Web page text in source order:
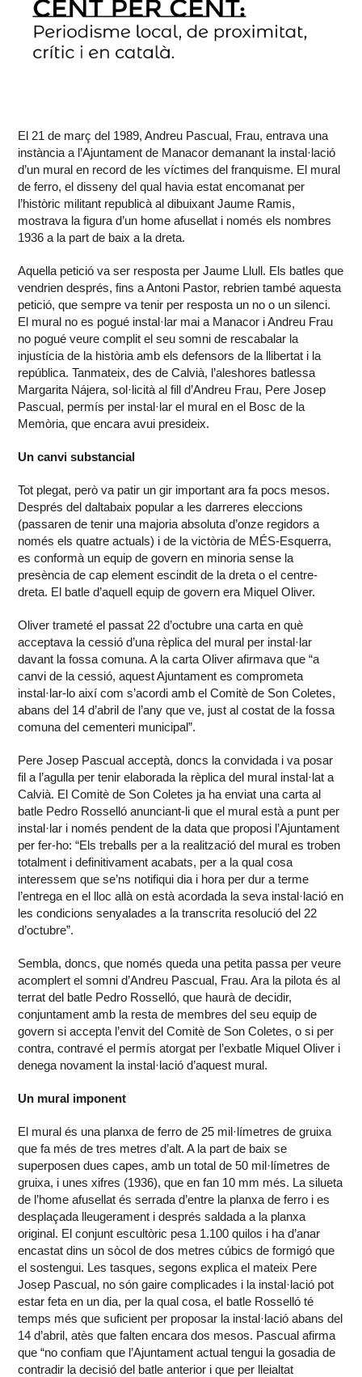
El 21 de març del 1989, Andreu Pascual, Frau, entrava una
instància a l’Ajuntament de Manacor demanant la instal·lació
d’un mural en record de les víctimes del franquisme. El mural
de ferro, el disseny del qual havia estat encomanat per
l’històric militant republicà al dibuixant Jaume Ramis,
mostrava la figura d’un home afusellat i només els nombres
1936 a la part de baix a la dreta.
Aquella petició va ser resposta per Jaume Llull. Els batles que
vendrien després, fins a Antoni Pastor, rebrien també aquesta
petició, que sempre va tenir per resposta un no o un silenci.
El mural no es pogué instal·lar mai a Manacor i Andreu Frau
no pogué veure complit el seu somni de rescabalar la
injustícia de la història amb els defensors de la llibertat i la
república. Tanmateix, des de Calvià, l’aleshores batlessa
Margarita Nájera, sol·licità al fill d’Andreu Frau, Pere Josep
Pascual, permís per instal·lar el mural en el Bosc de la
Memòria, que encara avui presideix.
Un canvi substancial
Tot plegat, però va patir un gir important ara fa pocs mesos.
Després del daltabaix popular a les darreres eleccions
(passaren de tenir una majoria absoluta d’onze regidors a
només els quatre actuals) i de la victòria de MÉS-Esquerra,
es conformà un equip de govern en minoria sense la
presència de cap element escindit de la dreta o el centre-
dreta. El batle d’aquell equip de govern era Miquel Oliver.
Oliver trameté el passat 22 d’octubre una carta en què
acceptava la cessió d’una rèplica del mural per instal·lar
davant la fossa comuna. A la carta Oliver afirmava que “a
canvi de la cessió, aquest Ajuntament es comprometa
instal·lar-lo així com s’acordi amb el Comitè de Son Coletes,
abans del 14 d’abril de l’any que ve, just al costat de la fossa
comuna del cementeri municipal”.
Pere Josep Pascual acceptà, doncs la convidada i va posar
fil a l’agulla per tenir elaborada la rèplica del mural instal·lat a
Calvià. El Comitè de Son Coletes ja ha enviat una carta al
batle Pedro Rosselló anunciant-li que el mural està a punt per
instal·lar i només pendent de la data que proposi l’Ajuntament
per fer-ho: “Els treballs per a la realització del mural es troben
totalment i definitivament acabats, per a la qual cosa
interessem que se’ns notifiqui dia i hora per dur a terme
l’entrega en el lloc allà on està acordada la seva instal·lació en
les condicions senyalades a la transcrita resolució del 22
d’octubre”.
Sembla, doncs, que només queda una petita passa per veure
acomplert el somni d’Andreu Pascual, Frau. Ara la pilota és al
terrat del batle Pedro Rosselló, que haurà de decidir,
conjuntament amb la resta de membres del seu equip de
govern si accepta l’envit del Comitè de Son Coletes, o si per
contra, contravé el permís atorgat per l’exbatle Miquel Oliver i
denega novament la instal·lació d’aquest mural.
Un mural imponent
El mural és una planxa de ferro de 25 mil·límetres de gruixa
que fa més de tres metres d’alt. A la part de baix se
superposen dues capes, amb un total de 50 mil·límetres de
gruixa, i unes xifres (1936), que en fan 10 mm més. La silueta
de l’home afusellat és serrada d’entre la planxa de ferro i es
desplaçada lleugerament i després saldada a la planxa
original. El conjunt escultòric pesa 1.100 quilos i ha d’anar
encastat dins un sòcol de dos metres cúbics de formigó que
el sostengui. Les tasques, segons explica el mateix Pere
Josep Pascual, no són gaire complicades i la instal·lació pot
estar feta en un dia, per la qual cosa, el batle Rosselló té
temps més que suficient per proposar la instal·lació abans del
14 d’abril, atès que falten encara dos mesos. Pascual afirma
que “no confiam que l’Ajuntament actual tengui la gosadia de
contradir la decisió del batle anterior i que per lleialtat